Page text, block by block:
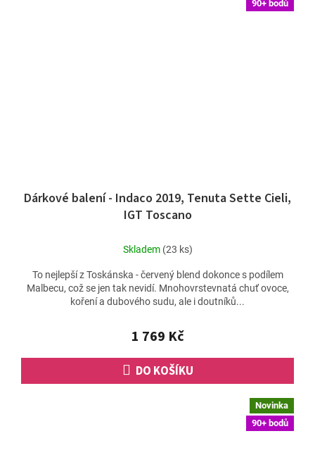
90+ bodů
Dárkové balení - Indaco 2019, Tenuta Sette Cieli,
IGT Toscano
Skladem (23 ks)
1 769 Kč
DO KOŠÍKU
To nejlepší z Toskánska - červený blend dokonce s podílem
Malbecu, což se jen tak nevidí. Mnohovrstevnatá chuť ovoce,
koření a dubového sudu, ale i doutníků...
Novinka
90+ bodů